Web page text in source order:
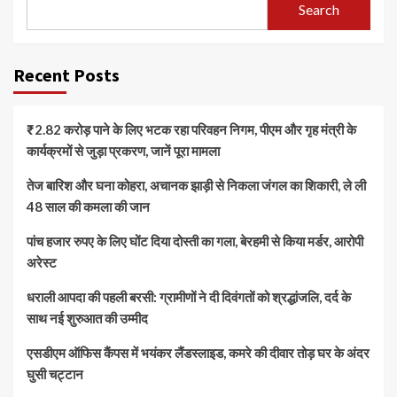
Search
Recent Posts
₹2.82 करोड़ पाने के लिए भटक रहा परिवहन निगम, पीएम और गृह मंत्री के
कार्यक्रमों से जुड़ा प्रकरण, जानें पूरा मामला
तेज बारिश और घना कोहरा, अचानक झाड़ी से निकला जंगल का शिकारी, ले ली
48 साल की कमला की जान
पांच हजार रुपए के लिए घोंट दिया दोस्ती का गला, बेरहमी से किया मर्डर, आरोपी
अरेस्ट
धराली आपदा की पहली बरसी: ग्रामीणों ने दी दिवंगतों को श्रद्धांजलि, दर्द के
साथ नई शुरुआत की उम्मीद
एसडीएम ऑफिस कैंपस में भयंकर लैंडस्लाइड, कमरे की दीवार तोड़ घर के अंदर
घुसी चट्टान